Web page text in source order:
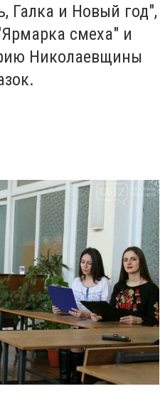
Галка и Новый год",
смеха" и
Николаевщины